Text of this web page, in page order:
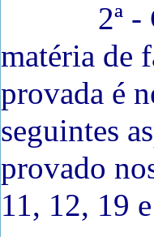
2ª -
matéria de
provada é
seguintes
provado
11, 12, 19